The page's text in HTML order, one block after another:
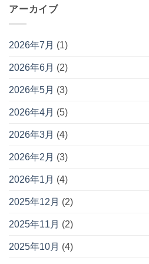
アーカイブ
2026年7月 (1)
2026年6月 (2)
2026年5月 (3)
2026年4月 (5)
2026年3月 (4)
2026年2月 (3)
2026年1月 (4)
2025年12月 (2)
2025年11月 (2)
2025年10月 (4)